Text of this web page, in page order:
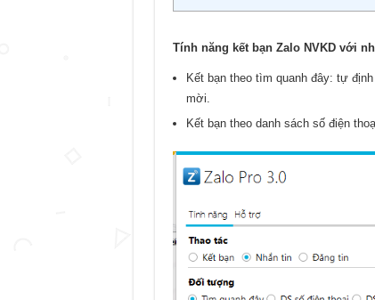
Tính năng kết bạn Zalo NVKD với
Kết bạn theo tìm quanh đây: tự
mời.
Kết bạn theo danh sách số điện